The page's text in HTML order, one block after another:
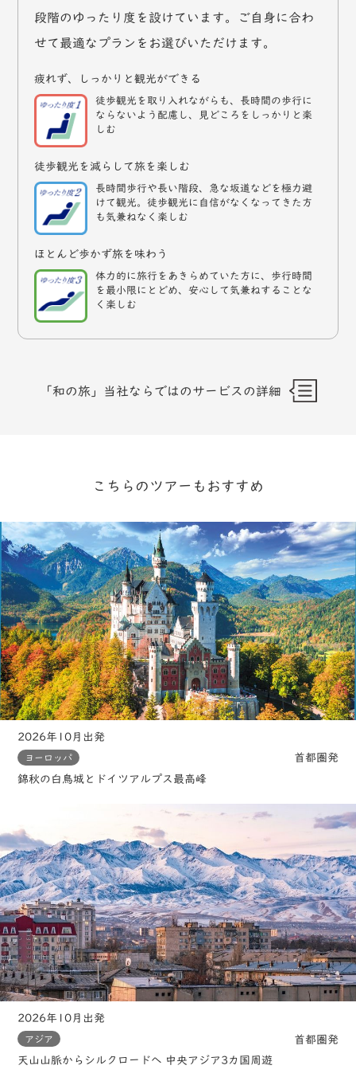
段階のゆったり度を設けています。ご自身に合わ
せて最適なプランをお選びいただけます。
疲れず、しっかりと観光ができる
徒歩観光を取り入れながらも、長時間の歩行に
ならないよう配慮し、見どころをしっかりと楽
しむ
徒歩観光を減らして旅を楽しむ
長時間歩行や長い階段、急な坂道などを極力避
けて観光。徒歩観光に自信がなくなってきた方
も気兼ねなく楽しむ
ほとんど歩かず旅を味わう
体力的に旅行をあきらめていた方に、歩行時間
を最小限にとどめ、安心して気兼ねすることな
く楽しむ
「和の旅」当社ならではのサービスの詳細
こちらのツアーもおすすめ
2026年10月出発
ヨーロッパ
首都圏発
錦秋の白鳥城とドイツアルプス最高峰
2026年10月出発
アジア
首都圏発
天山山脈からシルクロードへ 中央アジア3カ国周遊